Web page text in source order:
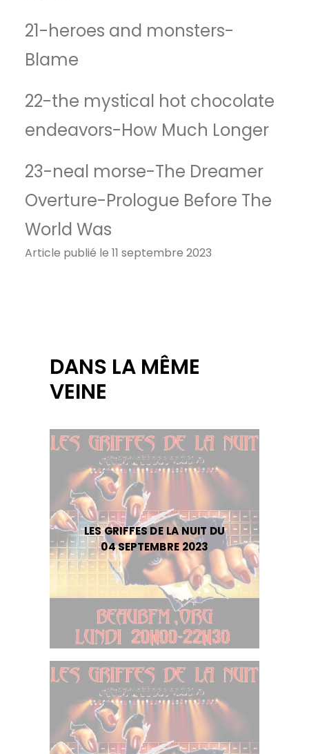
21-heroes and monsters-
Blame
22-the mystical hot chocolate
endeavors-How Much Longer
23-neal morse-The Dreamer
Overture-Prologue Before The
World Was
Article publié le 11 septembre 2023
DANS LA MÊME
VEINE
LES GRIFFES DE LA NUIT DU
04 SEPTEMBRE 2023